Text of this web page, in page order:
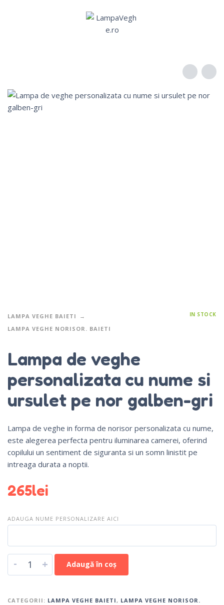
LAMPA VEGHE BAIETI
LAMPA VEGHE NORISOR. BAIETI
IN STOCK
Lampa de veghe
personalizata cu nume si
ursulet pe nor galben-gri
Lampa de veghe in forma de norisor personalizata cu nume,
este alegerea perfecta pentru iluminarea camerei, oferind
copilului un sentiment de siguranta si un somn linistit pe
intreaga durata a noptii.
265lei
ADAUGA NUME PERSONALIZARE AICI
- + Adaugă în coș
CATEGORII: LAMPA VEGHE BAIETI, LAMPA VEGHE NORISOR.